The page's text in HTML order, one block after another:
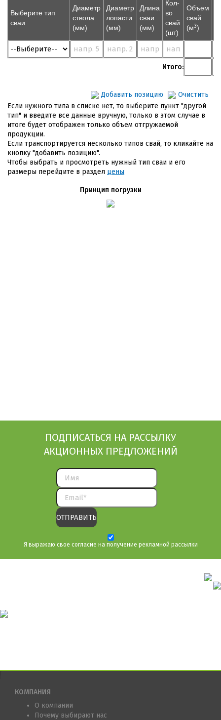
Выберите тип
сваи
Диаметр
ствола
(мм)
Диаметр
лопасти
(мм)
Длина
сваи
(мм)
Кол-
во
свай
(шт)
Объем
свай
(м3)
Итого:
Добавить позицию
Очистить
Если нужного типа в списке нет, то выберите пункт "другой
тип" и введите все данные вручную, только в этом случае в
итоге будет отображен только объем отгружаемой
продукции.
Если транспортируется несколько типов свай, то кликайте на
кнопку "добавить позицию".
Чтобы выбрать и просмотреть нужный тип сваи и его
размеры перейдите в раздел цены
Принцип погрузки
ПОДПИСАТЬСЯ НА РАССЫЛКУ
АКЦИОННЫХ ПРЕДЛОЖЕНИЙ
Я выражаю свое согласие на получение рекламной рассылки
КОМПАНИЯ
О компании
Почему выбирают нас